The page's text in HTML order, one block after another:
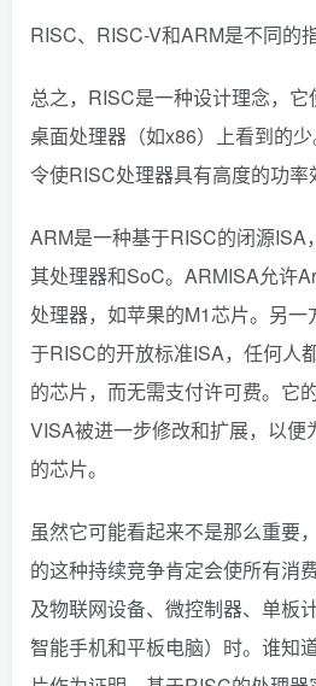
RISC、RISC-V和ARM是不同的
总之，RISC是一种设计理念，
桌面处理器（如x86）上看到的
令使RISC处理器具有高度的功率
ARM是一种基于RISC的闭源ISA
其处理器和SoC。ARMISA允许
处理器，如苹果的M1芯片。另
于RISC的开放标准ISA，任何人
的芯片，而无需支付许可费。它
VISA被进一步修改和扩展，以便
的芯片。
虽然它可能看起来不是那么重要
的这种持续竞争肯定会使所有消
及物联网设备、微控制器、单板
智能手机和平板电脑）时。谁知